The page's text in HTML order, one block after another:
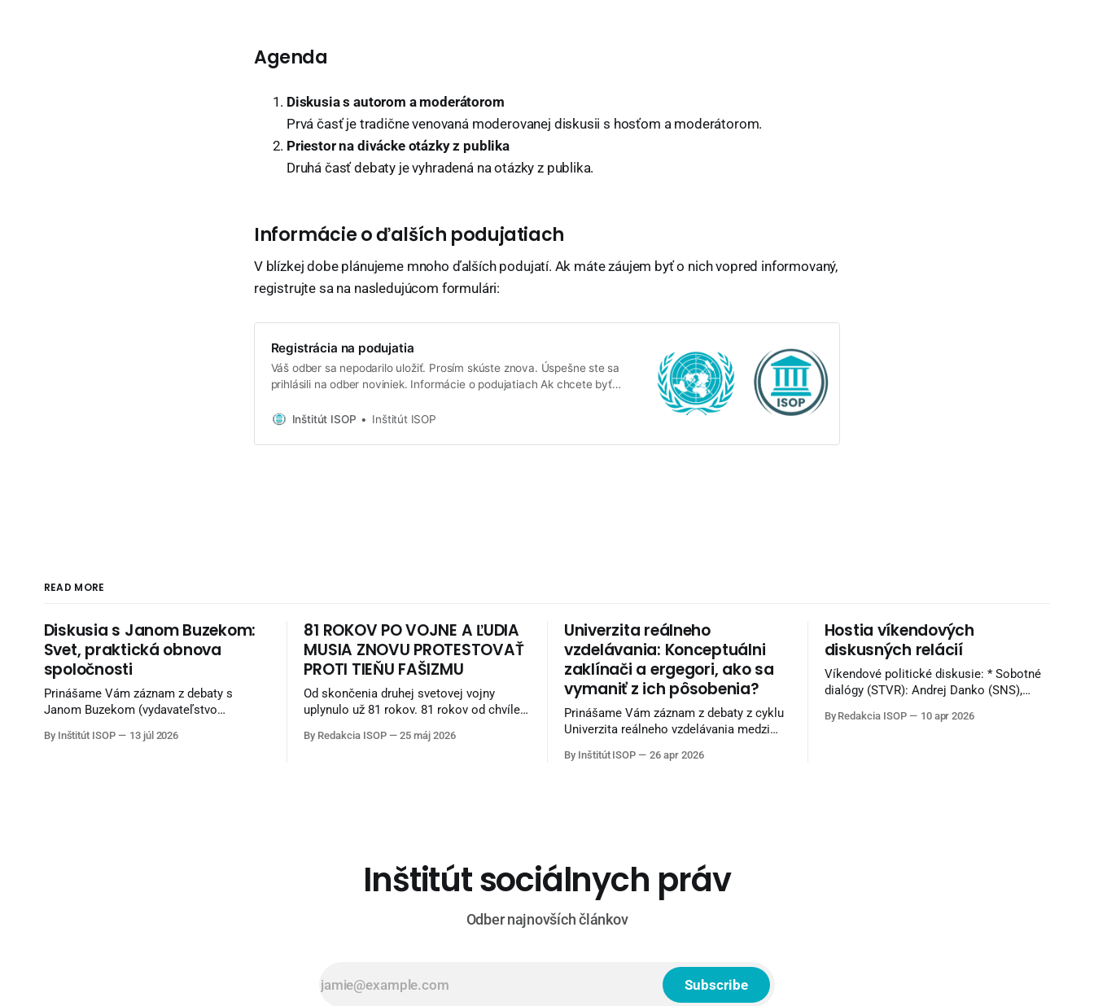
Agenda
Diskusia s autorom a moderátorom
Prvá časť je tradične venovaná moderovanej diskusii s hosťom a moderátorom.
Priestor na divácke otázky z publika
Druhá časť debaty je vyhradená na otázky z publika.
Informácie o ďalších podujatiach
V blízkej dobe plánujeme mnoho ďalších podujatí. Ak máte záujem byť o nich vopred informovaný,
registrujte sa na nasledujúcom formulári:
Registrácia na podujatia
Váš odber sa nepodarilo uložiť. Prosím skúste znova. Úspešne ste sa
prihlásili na odber noviniek. Informácie o podujatiach Ak chcete byť
:) Váš Email Meno Prihlásiť Všetky naše podujatia zverejňujeme na
Inštitút ISOP Inštitút ISOP
READ MORE
Diskusia s Janom Buzekom:
Svet, praktická obnova
spoločnosti
Prinášame Vám záznam z debaty s
Janom Buzekom (vydavateľstvo
Majerčákom (ISOP) „Svet, praktická
By Inštitút ISOP 13 júl 2026
81 ROKOV PO VOJNE A ĽUDIA
MUSIA ZNOVU PROTESTOVAŤ
PROTI TIEŇU FAŠIZMU
Od skončenia druhej svetovej vojny
uplynulo už 81 rokov. 81 rokov od chvíle,
boji proti fašizmu — ideológii nenávisti,
By Redakcia ISOP 25 máj 2026
Univerzita reálneho
vzdelávania: Konceptuálni
zaklínači a ergegori, ako sa
vymaniť z ich pôsobenia?
Prinášame Vám záznam z debaty z cyklu
Univerzita reálneho vzdelávania medzi
Majerčákom (ISOP). Diskusia sa
By Inštitút ISOP 26 apr 2026
Hostia víkendových
diskusných relácií
Víkendové politické diskusie: * Sobotné
dialógy (STVR): Andrej Danko (SNS),
(Joj24): Milan Majerský (KDH) *
By Redakcia ISOP 10 apr 2026
Inštitút sociálnych práv
Odber najnovších článkov
Subscribe